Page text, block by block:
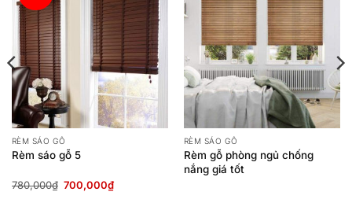
RÈM SÁO GỖ
Rèm sáo gỗ 5
780,000₫ Giá
700,000₫Giá
hiện
RÈM SÁO GỖ
Rèm gỗ phòng ngủ chống
nắng giá tốt